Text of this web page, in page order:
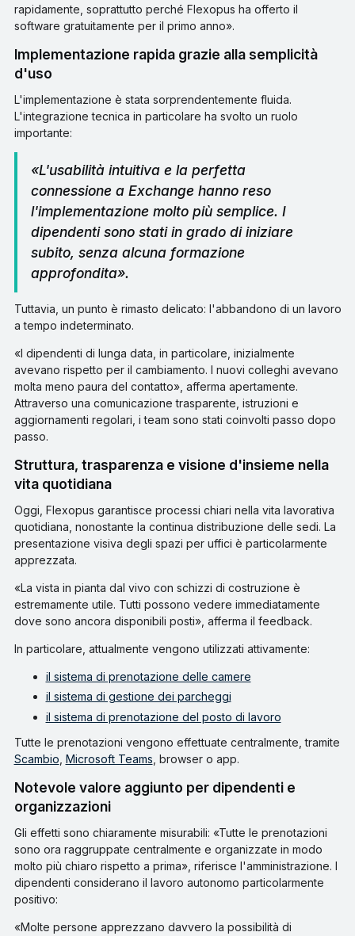
rapidamente, soprattutto perché Flexopus ha offerto il
software gratuitamente per il primo anno».
Implementazione rapida grazie alla semplicità
d'uso
L'implementazione è stata sorprendentemente fluida.
L'integrazione tecnica in particolare ha svolto un ruolo
importante:
«L'usabilità intuitiva e la perfetta
connessione a Exchange hanno reso
l'implementazione molto più semplice. I
dipendenti sono stati in grado di iniziare
subito, senza alcuna formazione
approfondita».
Tuttavia, un punto è rimasto delicato: l'abbandono di un lavoro
a tempo indeterminato.
«I dipendenti di lunga data, in particolare, inizialmente
avevano rispetto per il cambiamento. I nuovi colleghi avevano
molta meno paura del contatto», afferma apertamente.
Attraverso una comunicazione trasparente, istruzioni e
aggiornamenti regolari, i team sono stati coinvolti passo dopo
passo.
Struttura, trasparenza e visione d'insieme nella
vita quotidiana
Oggi, Flexopus garantisce processi chiari nella vita lavorativa
quotidiana, nonostante la continua distribuzione delle sedi. La
presentazione visiva degli spazi per uffici è particolarmente
apprezzata.
«La vista in pianta dal vivo con schizzi di costruzione è
estremamente utile. Tutti possono vedere immediatamente
dove sono ancora disponibili posti», afferma il feedback.
In particolare, attualmente vengono utilizzati attivamente:
il sistema di prenotazione delle camere
il sistema di gestione dei parcheggi
il sistema di prenotazione del posto di lavoro
Tutte le prenotazioni vengono effettuate centralmente, tramite
Scambio Microsoft Teams , browser o app.
Notevole valore aggiunto per dipendenti e
organizzazioni
Gli effetti sono chiaramente misurabili: «Tutte le prenotazioni
sono ora raggruppate centralmente e organizzate in modo
molto più chiaro rispetto a prima», riferisce l'amministrazione. I
dipendenti considerano il lavoro autonomo particolarmente
positivo:
«Molte persone apprezzano davvero la possibilità di